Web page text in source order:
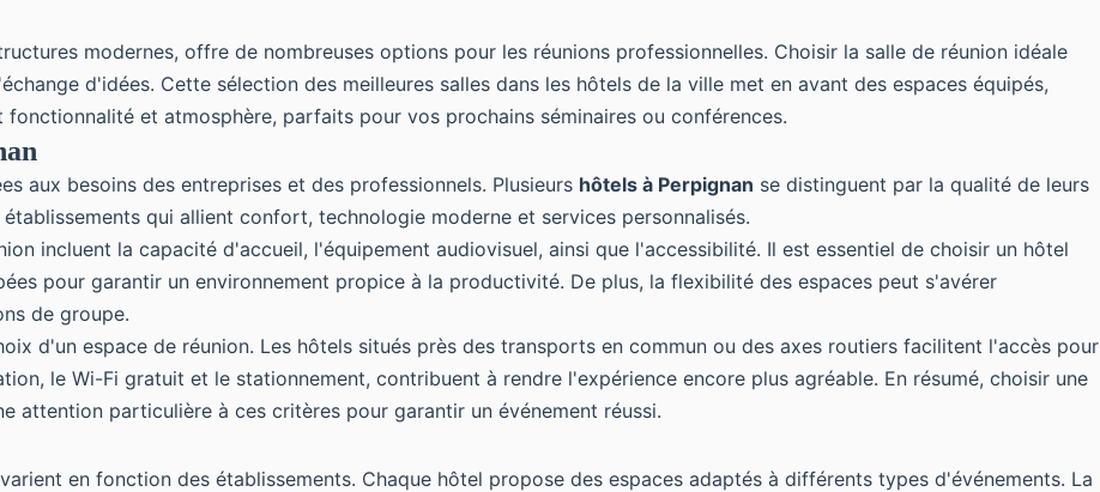
modernes, offre de nombreuses options pour les réunions professionnelles. Choisir la salle de réunion idéale
d'idées. Cette sélection des meilleures salles dans les hôtels de la ville met en avant des espaces équipés,
et atmosphère, parfaits pour vos prochains séminaires ou conférences.
aux besoins des entreprises et des professionnels. Plusieurs hôtels à Perpignan se distinguent par la qualité de leurs
qui allient confort, technologie moderne et services personnalisés.
incluent la capacité d'accueil, l'équipement audiovisuel, ainsi que l'accessibilité. Il est essentiel de choisir un hôtel
pour garantir un environnement propice à la productivité. De plus, la flexibilité des espaces peut s'avérer
de groupe.
d'un espace de réunion. Les hôtels situés près des transports en commun ou des axes routiers facilitent l'accès pour
le Wi-Fi gratuit et le stationnement, contribuent à rendre l'expérience encore plus agréable. En résumé, choisir une
attention particulière à ces critères pour garantir un événement réussi.
en fonction des établissements. Chaque hôtel propose des espaces adaptés à différents types d'événements. La